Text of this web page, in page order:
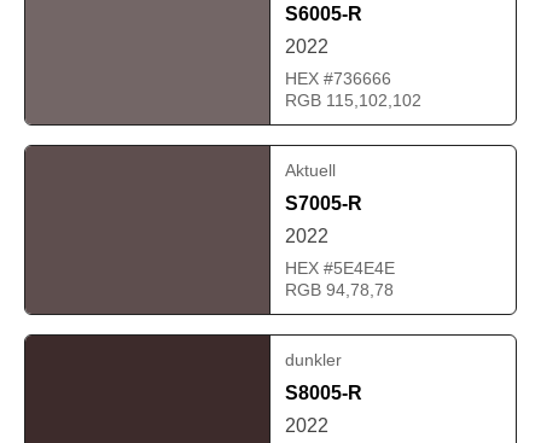
S6005-R
2022
HEX #736666
RGB 115,102,102
Aktuell
S7005-R
2022
HEX #5E4E4E
RGB 94,78,78
dunkler
S8005-R
2022